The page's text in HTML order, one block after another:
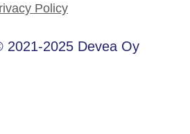
Policy
2021-2025 Devea Oy